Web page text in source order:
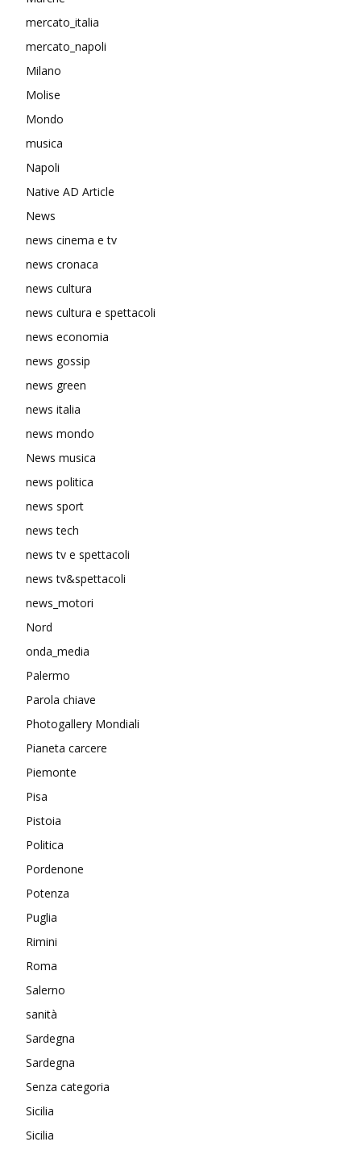
mercato_italia
mercato_napoli
Milano
Molise
Mondo
musica
Napoli
Native AD Article
News
news cinema e tv
news cronaca
news cultura
news cultura e spettacoli
news economia
news gossip
news green
news italia
news mondo
News musica
news politica
news sport
news tech
news tv e spettacoli
news tv&spettacoli
news_motori
Nord
onda_media
Palermo
Parola chiave
Photogallery Mondiali
Pianeta carcere
Piemonte
Pisa
Pistoia
Politica
Pordenone
Potenza
Puglia
Rimini
Roma
Salerno
sanità
Sardegna
Sardegna
Senza categoria
Sicilia
Sicilia